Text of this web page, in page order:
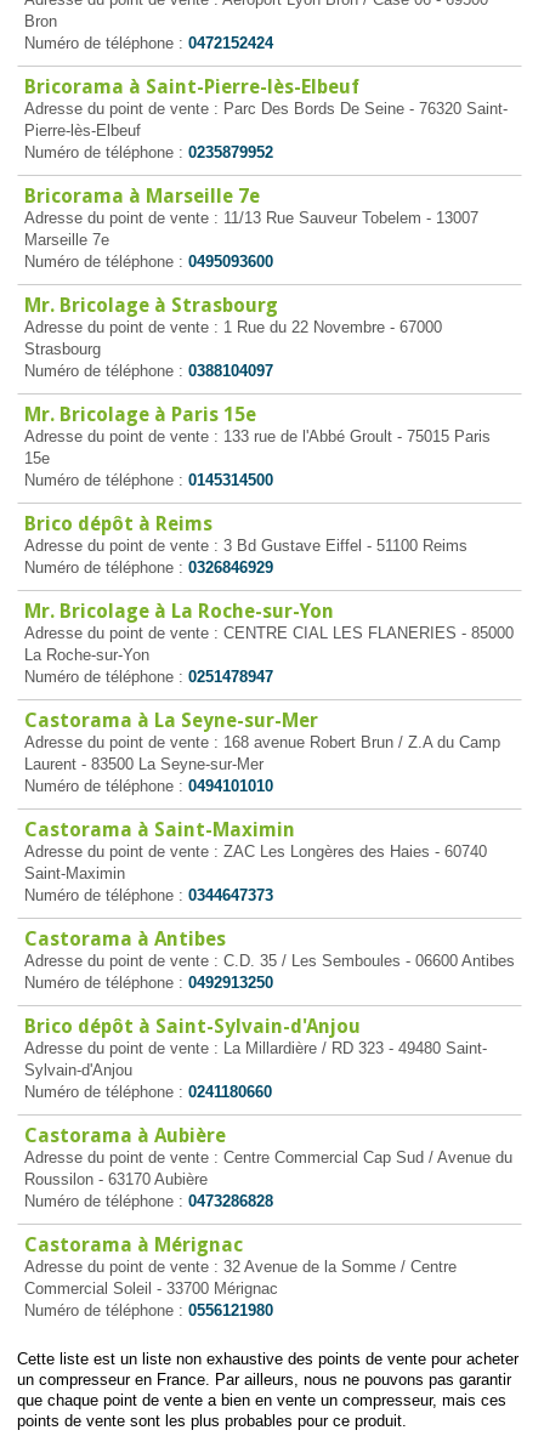
Bron
Numéro de téléphone : 0472152424
Bricorama à Saint-Pierre-lès-Elbeuf
Adresse du point de vente : Parc Des Bords De Seine - 76320 Saint-
Pierre-lès-Elbeuf
Numéro de téléphone : 0235879952
Bricorama à Marseille 7e
Adresse du point de vente : 11/13 Rue Sauveur Tobelem - 13007
Marseille 7e
Numéro de téléphone : 0495093600
Mr. Bricolage à Strasbourg
Adresse du point de vente : 1 Rue du 22 Novembre - 67000
Strasbourg
Numéro de téléphone : 0388104097
Mr. Bricolage à Paris 15e
Adresse du point de vente : 133 rue de l'Abbé Groult - 75015 Paris
15e
Numéro de téléphone : 0145314500
Brico dépôt à Reims
Adresse du point de vente : 3 Bd Gustave Eiffel - 51100 Reims
Numéro de téléphone : 0326846929
Mr. Bricolage à La Roche-sur-Yon
Adresse du point de vente : CENTRE CIAL LES FLANERIES - 85000
La Roche-sur-Yon
Numéro de téléphone : 0251478947
Castorama à La Seyne-sur-Mer
Adresse du point de vente : 168 avenue Robert Brun / Z.A du Camp
Laurent - 83500 La Seyne-sur-Mer
Numéro de téléphone : 0494101010
Castorama à Saint-Maximin
Adresse du point de vente : ZAC Les Longères des Haies - 60740
Saint-Maximin
Numéro de téléphone : 0344647373
Castorama à Antibes
Adresse du point de vente : C.D. 35 / Les Semboules - 06600 Antibes
Numéro de téléphone : 0492913250
Brico dépôt à Saint-Sylvain-d'Anjou
Adresse du point de vente : La Millardière / RD 323 - 49480 Saint-
Sylvain-d'Anjou
Numéro de téléphone : 0241180660
Castorama à Aubière
Adresse du point de vente : Centre Commercial Cap Sud / Avenue du
Roussilon - 63170 Aubière
Numéro de téléphone : 0473286828
Castorama à Mérignac
Adresse du point de vente : 32 Avenue de la Somme / Centre
Commercial Soleil - 33700 Mérignac
Numéro de téléphone : 0556121980
Cette liste est un liste non exhaustive des points de vente pour acheter
un compresseur en France. Par ailleurs, nous ne pouvons pas garantir
que chaque point de vente a bien en vente un compresseur, mais ces
points de vente sont les plus probables pour ce produit.